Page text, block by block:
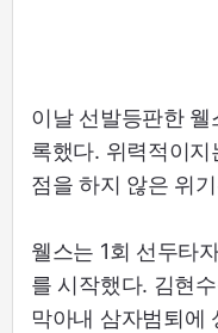
이날 선발등판한
록했다. 위력적이
점을 하지 않은 위
웰스는 1회 선두타
를 시작했다. 김현
막아내 삼자범퇴에